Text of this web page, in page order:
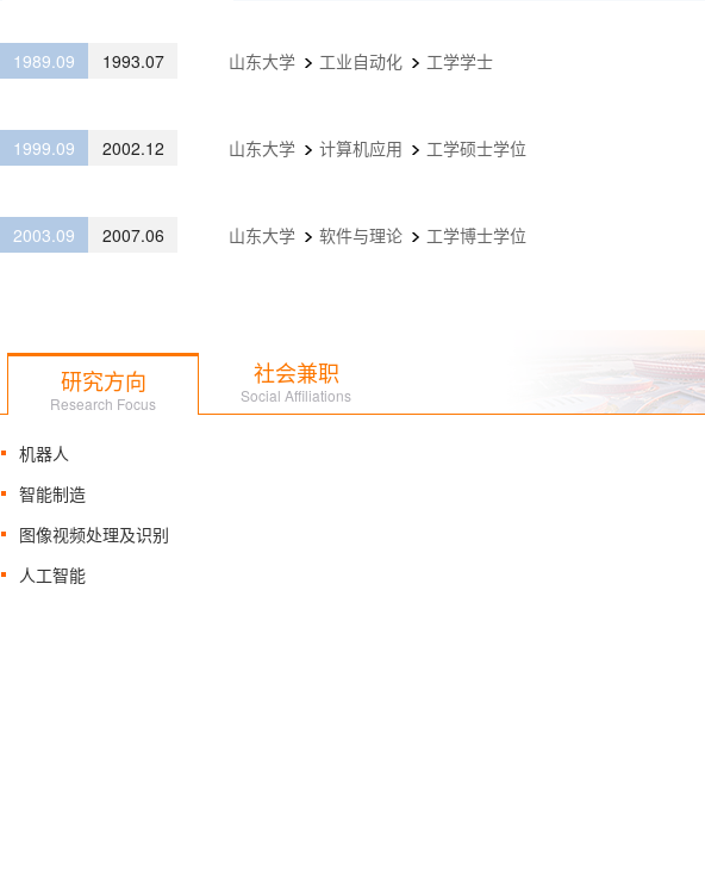
1989.09 1993.07 山东大学 工业自动化 工学学士
1999.09 2002.12 山东大学 计算机应用 工学硕士学位
2003.09 2007.06 山东大学 软件与理论 工学博士学位
研究方向
Research Focus
社会兼职
Social Affiliations
机器人
智能制造
图像视频处理及识别
人工智能